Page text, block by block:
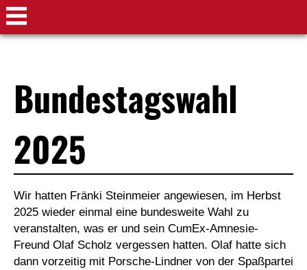
Bundestagswahl
2025
Wir hatten Fränki Steinmeier angewiesen, im Herbst
2025 wieder einmal eine bundesweite Wahl zu
veranstalten, was er und sein CumEx-Amnesie-
Freund Olaf Scholz vergessen hatten. Olaf hatte sich
dann vorzeitig mit Porsche-Lindner von der Spaßpartei